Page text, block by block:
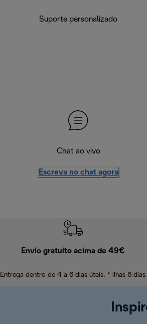
Suporte personalizado
Chat ao vivo
Escreva no chat agora
Envio gratuito acima de 49€
Entrega dentro de 4 a 6 dias úteis. * ilhas 6 dias